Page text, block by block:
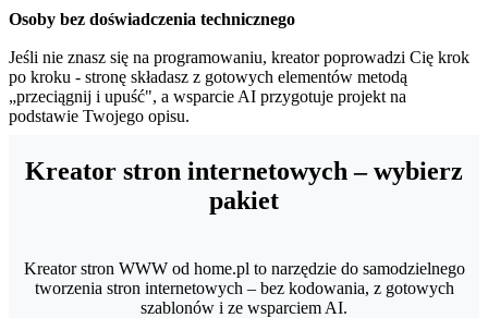
Osoby bez doświadczenia technicznego
Jeśli nie znasz się na programowaniu, kreator poprowadzi Cię krok
po kroku - stronę składasz z gotowych elementów metodą
„przeciągnij i upuść", a wsparcie AI przygotuje projekt na
podstawie Twojego opisu.
Kreator stron internetowych – wybierz
pakiet
Kreator stron WWW od home.pl to narzędzie do samodzielnego
tworzenia stron internetowych – bez kodowania, z gotowych
szablonów i ze wsparciem AI.